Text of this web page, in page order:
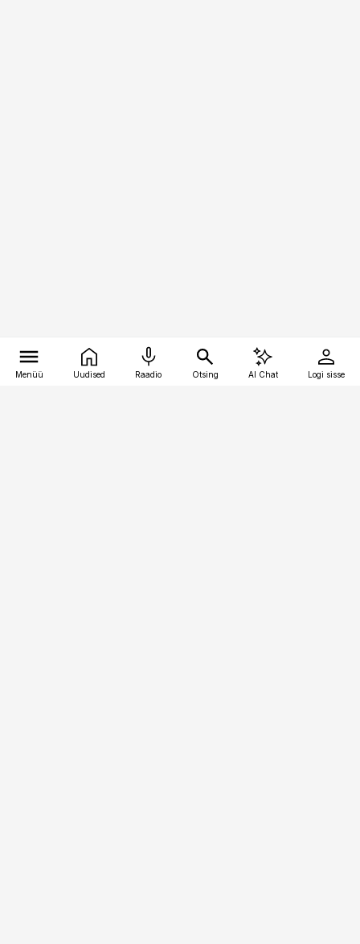
Menüü Uudised Raadio Otsing AI Chat Logi sisse